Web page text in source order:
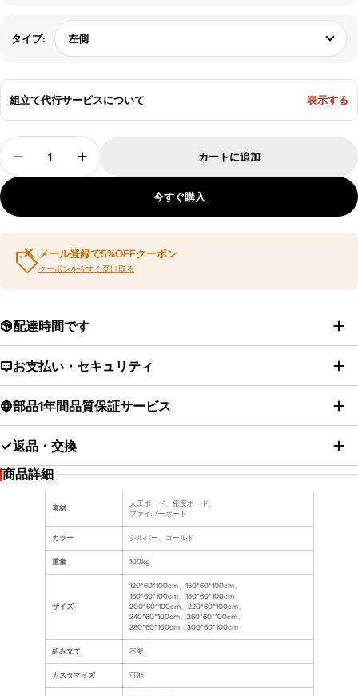
タイプ: 左側
組立て代行サービスについて 表示する
数
量
機能的な受付カウンター レジ台 メラミン化粧
機能的な受付カウンター レジ台 メラ
カートに追加
今すぐ購入
メール登録で5%OFFクーポン
クーポンを今すぐ受け取る
配達時間です
お支払い・セキュリティ
部品1年間品質保証サービス
返品・交換
商品詳細
素材
人工ボード、密度ボード、
ファイバーボード
カラー シルバー、ゴールド
重量 100kg
サイズ
120*60*100cm、150*60*100cm、
160*60*100cm、180*60*100cm、
200*60*100cm、220*60*100cm、
240*60*100cm、260*60*100cm、
280*60*100cm、300*60*100cm
組み立て 不要
カスタマイズ 可能